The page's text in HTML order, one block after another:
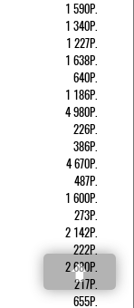
1 590Р.
1 340Р.
1 227Р.
1 638Р.
640Р.
1 186Р.
4 980Р.
226Р.
386Р.
4 670Р.
487Р.
1 600Р.
273Р.
2 142Р.
222Р.
2 680Р.
217Р.
655Р.